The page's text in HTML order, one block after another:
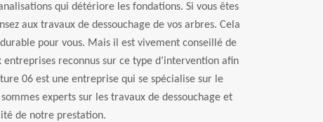
qui détériore les fondations. Si vous êtes
aux travaux de dessouchage de vos arbres. Cela
pour vous. Mais il est vivement conseillé de
reconnus sur ce type d’intervention afin
06 est une entreprise qui se spécialise sur le
experts sur les travaux de dessouchage et
de notre prestation.